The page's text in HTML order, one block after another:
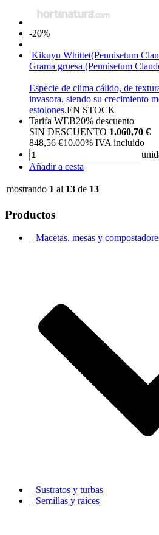
-20%
Kikuyu Whittet(Pennisetum
Grama gruesa (Pennisetum
Especie de clima cálido, de
invasora, siendo su crecimiento
estolones.EN STOCK
Tarifa WEB20% descuento
SIN DESCUENTO 1.060,70 €
848,56 €10.00% IVA incluido
Añadir a cesta
mostrando 1 al 13 de 13
Productos
Macetas, mesas y
Sustratos y turbas
Semillas y raíces